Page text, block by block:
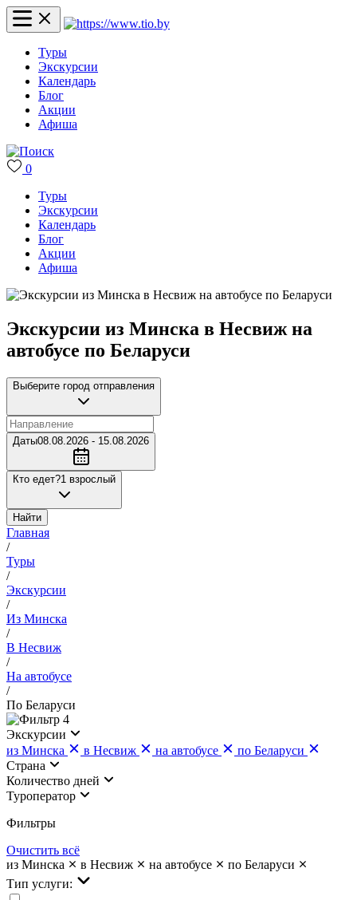
Туры
Экскурсии
Календарь
Блог
Акции
Афиша
0
Туры
Экскурсии
Календарь
Блог
Акции
Афиша
Экскурсии из Минска в Несвиж на
автобусе по Беларуси
Выберите город отправления
Даты08.08.2026 - 15.08.2026
Кто едет?1 взрослый
Найти
Главная
/
Туры
/
Экскурсии
/
Из Минска
/
В Несвиж
/
На автобусе
/
По Беларуси
4
Экскурсии
из Минска
в Несвиж на автобусе
по Беларуси
Страна
Количество дней
Туроператор
Фильтры
Очистить всё
из Минска
в Несвиж на автобусе
по Беларуси
Тип услуги: